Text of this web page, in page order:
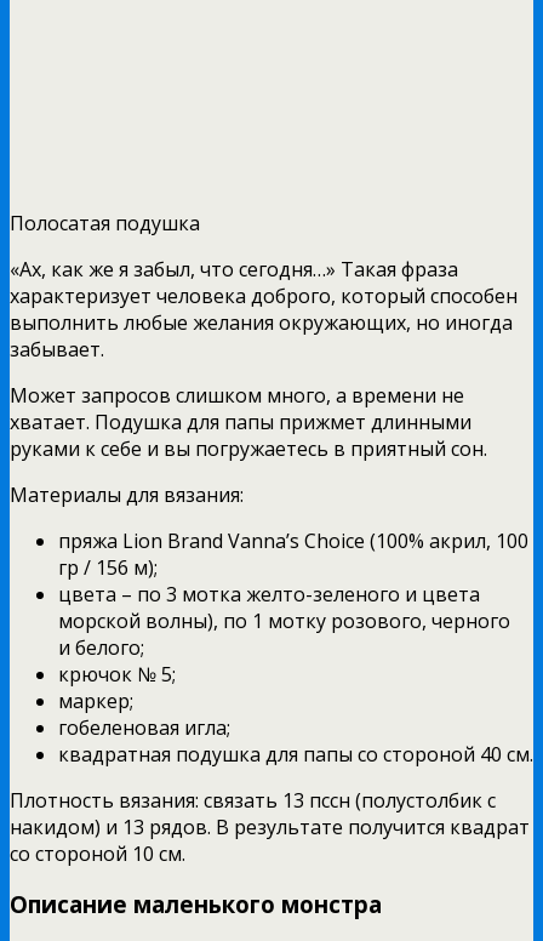
Полосатая подушка
«Ах, как же я забыл, что сегодня…» Такая фраза
характеризует человека доброго, который способен
выполнить любые желания окружающих, но иногда
забывает.
Может запросов слишком много, а времени не
хватает. Подушка для папы прижмет длинными
руками к себе и вы погружаетесь в приятный сон.
Материалы для вязания:
пряжа Lion Brand Vanna’s Choice (100% акрил, 100
гр / 156 м);
цвета – по 3 мотка желто-зеленого и цвета
морской волны), по 1 мотку розового, черного
и белого;
крючок № 5;
маркер;
гобеленовая игла;
квадратная подушка для папы со стороной 40 см.
Плотность вязания: связать 13 пссн (полустолбик с
накидом) и 13 рядов. В результате получится квадрат
со стороной 10 см.
Описание маленького монстра